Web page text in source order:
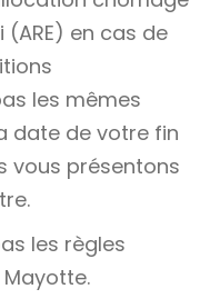
(ARE) en cas de
les mêmes
date de votre fin
vous présentons
les règles